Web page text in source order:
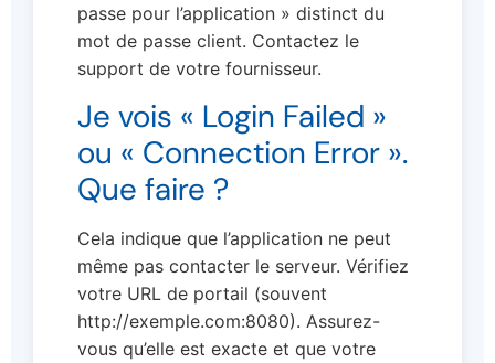
passe pour l’application » distinct du
mot de passe client. Contactez le
support de votre fournisseur.
Je vois « Login Failed »
ou « Connection Error ».
Que faire ?
Cela indique que l’application ne peut
même pas contacter le serveur. Vérifiez
votre URL de portail (souvent
http://exemple.com:8080). Assurez-
vous qu’elle est exacte et que votre